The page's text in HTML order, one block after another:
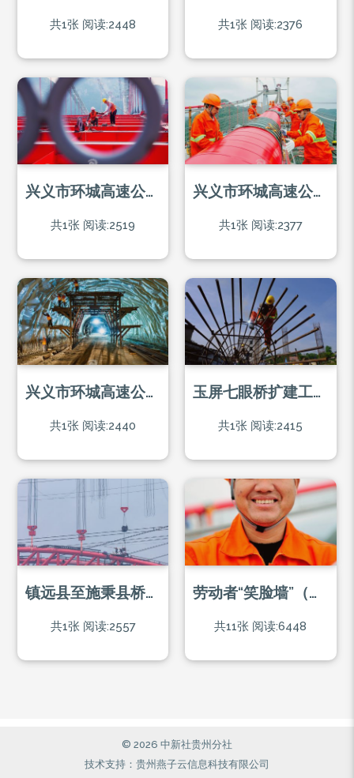
共1张 阅读:2448 共1张 阅读:2376
兴义市环城高速公路峰林大桥建设现场
共1张 阅读:2519
兴义市环城高速公路峰林大桥建设者
共1张 阅读:2377
兴义市环城高速公路隧道建设者
共1张 阅读:2440
玉屏七眼桥扩建工程建设者
共1张 阅读:2415
镇远县至施秉县桥梁施工现场
共1张 阅读:2557
劳动者“笑脸墙”（摄于兴义环城高速建设工地）
共11张 阅读:6448
© 2026 中新社贵州分社
技术支持：贵州燕子云信息科技有限公司